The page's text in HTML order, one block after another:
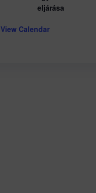
eljárása
View Calendar